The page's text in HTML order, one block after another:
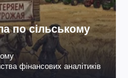
по сільському
фінансових аналітиків